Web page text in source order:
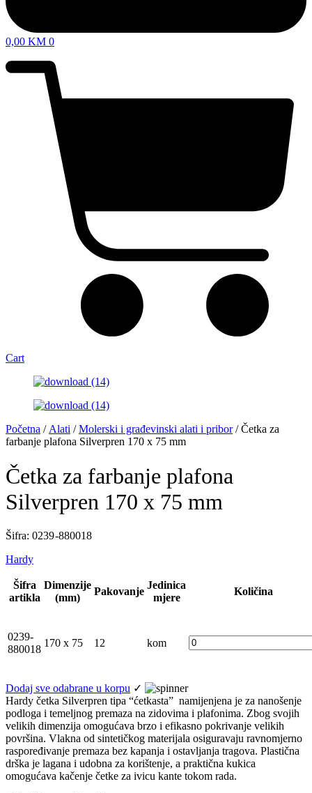
0,00 KM 0
Cart
Početna / Alati /Molerski i građevinski alati i pribor/ Četka za
farbanje plafona Silverpren 170 x 75 mm
Četka za farbanje plafona
Silverpren 170 x 75 mm
Šifra: 0239 -880018
Hardy
Šifra
artikla
Dimenzije
(mm)
Pakovanje
Jedinica
mjere
Količina
0239-
880018
170 x 75 12 kom
Dodaj sve odabrane u korpu ✓
Hardy četka Silverpren tipa “ćetkasta” namijenjena je za nanošenje
podloga i temeljnog premaza na zidovima i plafonima. Zbog svojih
velikih dimenzija omogućava brzo i efikasno pokrivanje velikih
površina. Vlakna od sintetičkog materijala osiguravaju ravnomjerno
raspoređivanje premaza bez kapanja i ostavljanja tragova. Plastična
drška je lagana i udobna za korištenje, a praktična kukica
omogućava kačenje četke za ivicu kante tokom rada.